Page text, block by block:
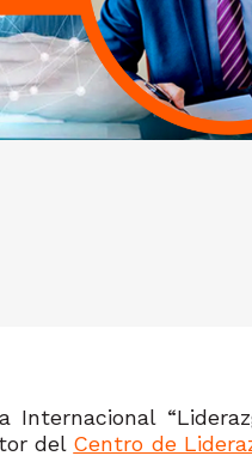
Internacional
del Centro de